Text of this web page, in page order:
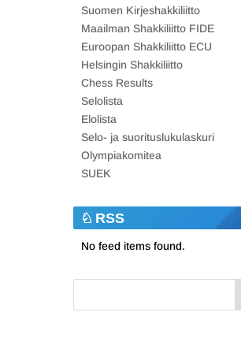
Suomen Kirjeshakkiliitto
Maailman Shakkiliitto FIDE
Euroopan Shakkiliitto ECU
Helsingin Shakkiliitto
Chess Results
Selolista
Elolista
Selo- ja suorituslukulaskuri
Olympiakomitea
SUEK
RSS
No feed items found.